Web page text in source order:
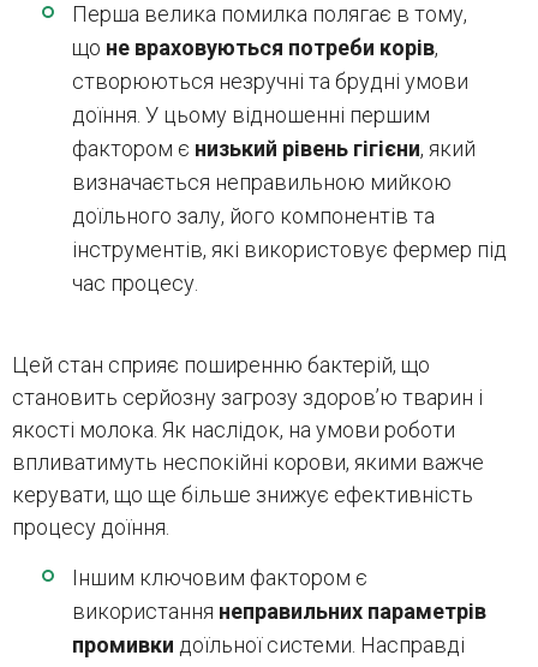
Перша велика помилка полягає в тому,
що не враховуються потреби корів,
створюються незручні та брудні умови
доїння. У цьому відношенні першим
фактором є низький рівень гігієни, який
визначається неправильною мийкою
доїльного залу, його компонентів та
інструментів, які використовує фермер під
час процесу.
Цей стан сприяє поширенню бактерій, що
становить серйозну загрозу здоров’ю тварин і
якості молока. Як наслідок, на умови роботи
впливатимуть неспокійні корови, якими важче
керувати, що ще більше знижує ефективність
процесу доїння.
Іншим ключовим фактором є
використання неправильних параметрів
промивки доїльної системи. Насправді